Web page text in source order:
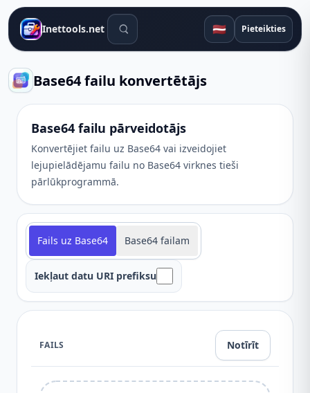
Inettools.net Meklēšanas rīki 🇱🇻 Pieteikties
Base64 failu konvertētājs
Base64 failu pārveidotājs
Konvertējiet failu uz Base64 vai izveidojiet
lejupielādējamu failu no Base64 virknes tieši
pārlūkprogrammā.
Fails uz Base64 Base64 failam
Iekļaut datu URI prefiksu
FAILS Notīrīt